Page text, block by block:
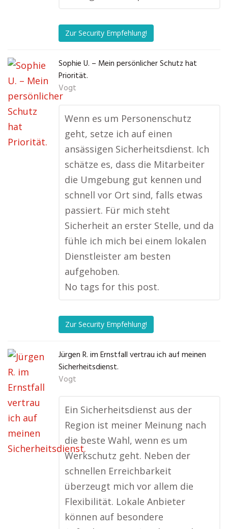
Zur Security Empfehlung!
Sophie U. – Mein persönlicher Schutz hat
Priorität.
Vogt
Wenn es um Personenschutz
geht, setze ich auf einen
ansässigen Sicherheitsdienst. Ich
schätze es, dass die Mitarbeiter
die Umgebung gut kennen und
schnell vor Ort sind, falls etwas
passiert. Für mich steht
Sicherheit an erster Stelle, und da
fühle ich mich bei einem lokalen
Dienstleister am besten
aufgehoben.
No tags for this post.
Zur Security Empfehlung!
Jürgen R. im Ernstfall vertrau ich auf meinen
Sicherheitsdienst.
Vogt
Ein Sicherheitsdienst aus der
Region ist meiner Meinung nach
die beste Wahl, wenn es um
Werkschutz geht. Neben der
schnellen Erreichbarkeit
überzeugt mich vor allem die
Flexibilität. Lokale Anbieter
können auf besondere